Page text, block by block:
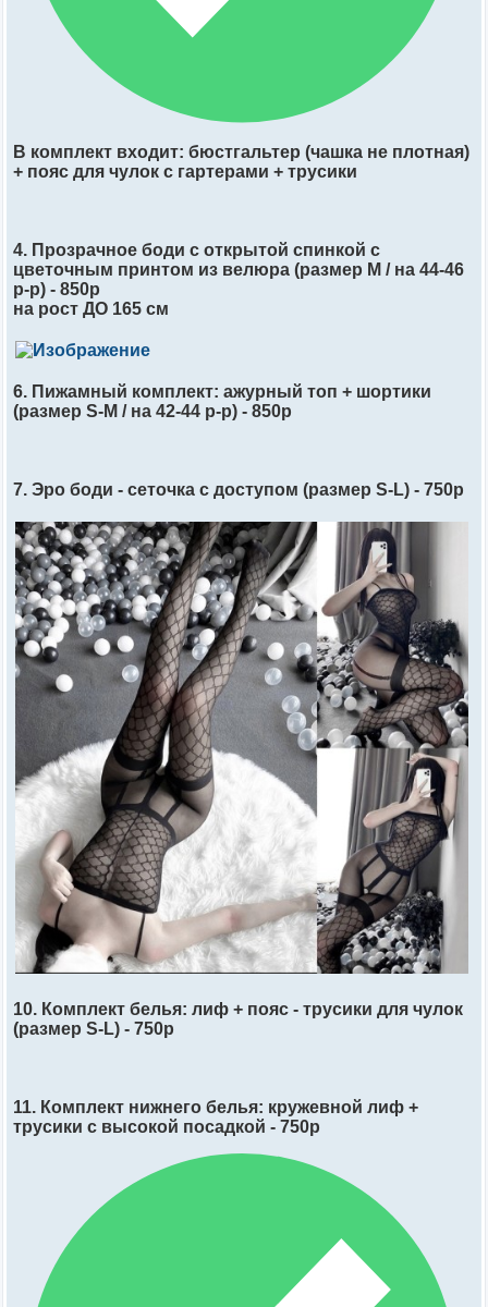
В комплект входит: бюстгальтер (чашка не плотная)
+ пояс для чулок с гартерами + трусики
4. Прозрачное боди с открытой спинкой с
цветочным принтом из велюра (размер M / на 44-46
р-р) - 850р
на рост ДО 165 см
6. Пижамный комплект: ажурный топ + шортики
(размер S-M / на 42-44 р-р) - 850р
7. Эро боди - сеточка с доступом (размер S-L) - 750р
10. Комплект белья: лиф + пояс - трусики для чулок
(размер S-L) - 750р
11. Комплект нижнего белья: кружевной лиф +
трусики с высокой посадкой - 750р